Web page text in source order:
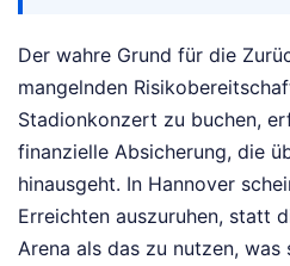
Der wahre Grund für die
mangelnden
Stadionkonzert zu buchen,
finanzielle Absicherung, die
hinausgeht. In Hannover
Erreichten auszuruhen, statt
Arena als das zu nutzen, was